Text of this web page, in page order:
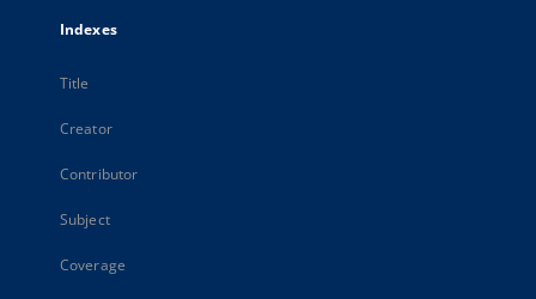
Indexes
Title
Creator
Contributor
Subject
Coverage